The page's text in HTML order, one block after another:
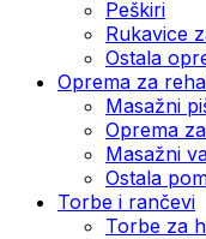
Peškiri
Rukavice
Ostala
Oprema za
Masažni
Oprema
Masažni
Ostala
Torbe i rančevi
Torbe za